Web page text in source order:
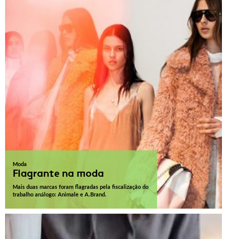
Moda
Flagrante na moda
Mais duas marcas foram flagradas pela fiscalização do
trabalho análogo: Animale e A.Brand.